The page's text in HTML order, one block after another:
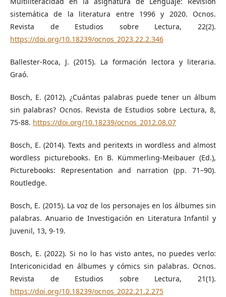
sistemática de la literatura entre 1996 y 2020. Ocnos.
Revista de Estudios sobre Lectura, 22(2).
https://doi.org/10.18239/ocnos_2023.22.2.346
Ballester-Roca, J. (2015). La formación lectora y literaria.
Graó.
Bosch, E. (2012). ¿Cuántas palabras puede tener un álbum
sin palabras? Ocnos. Revista de Estudios sobre Lectura, 8,
75-88. https://doi.org/10.18239/ocnos_2012.08.07
Bosch, E. (2014). Texts and peritexts in wordless and almost
wordless picturebooks. En B. Kümmerling-Meibauer (Ed.),
Picturebooks: Representation and narration (pp. 71–90).
Routledge.
Bosch, E. (2015). La voz de los personajes en los álbumes sin
palabras. Anuario de Investigación en Literatura Infantil y
Juvenil, 13, 9-19.
Bosch, E. (2022). Si no lo has visto antes, no puedes verlo:
Intericonicidad en álbumes y cómics sin palabras. Ocnos.
Revista de Estudios sobre Lectura, 21(1).
https://doi.org/10.18239/ocnos_2022.21.2.275